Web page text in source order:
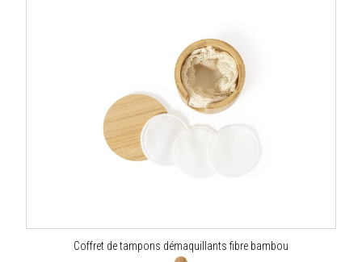
Coffret de tampons démaquillants fibre bambou